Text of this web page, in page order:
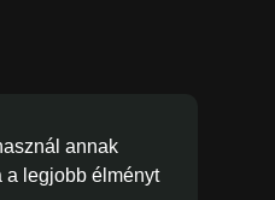
annak
a legjobb élményt